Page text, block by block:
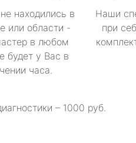
находились в
или области -
в любом
будет у Вас в
часа.
Наши
при
– 1000 руб.